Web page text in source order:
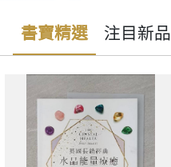
書寶精選 注目新品